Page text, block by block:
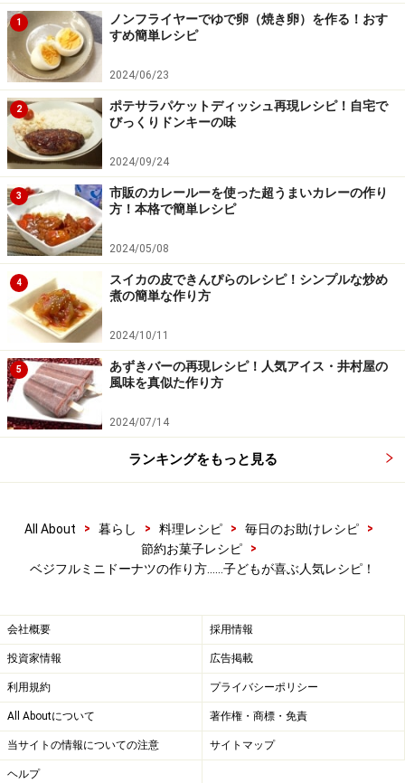
け出すと、油が焦げて汚れるので、入れない方が無難
3
ドーナツ生地を作る
薄力粉とベーキングパウダーをあわせ、泡だて器でグル
グル混ぜる。次に砂糖と塩を加えて混ぜる。
塩の量は、小さじ1/3と1/4の間ぐらい
1
ノンフライヤーでゆで卵（焼き卵）を作る！おす
すめ簡単レシピ
2024/06/23
2
ポテサラパケットディッシュ再現レシピ！自宅で
びっくりドンキーの味
2024/09/24
3
市販のカレールーを使った超うまいカレーの作り
方！本格で簡単レシピ
2024/05/08
4
スイカの皮できんぴらのレシピ！シンプルな炒め
煮の簡単な作り方
2024/10/11
5
あずきバーの再現レシピ！人気アイス・井村屋の
風味を真似た作り方
2024/07/14
ランキングをもっと見る
All About > 暮らし > 料理レシピ > 毎日のお助けレシピ
>
節約お菓子レシピ
>
ベジフルミニドーナツの作り方……子どもが喜ぶ人気レシピ！
会社概要 採用情報
投資家情報 広告掲載
利用規約 プライバシーポリシー
All Aboutについて 著作権・商標・免責
当サイトの情報についての注意 サイトマップ
ヘルプ